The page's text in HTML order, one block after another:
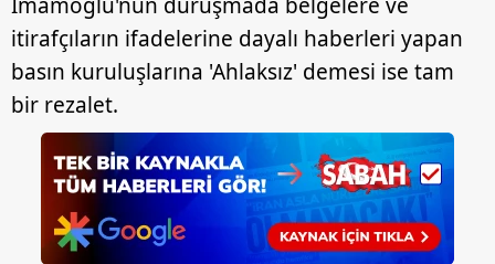
itirafçıların ifadelerine dayalı haberleri yapan
basın kuruluşlarına 'Ahlaksız' demesi ise tam
bir rezalet.